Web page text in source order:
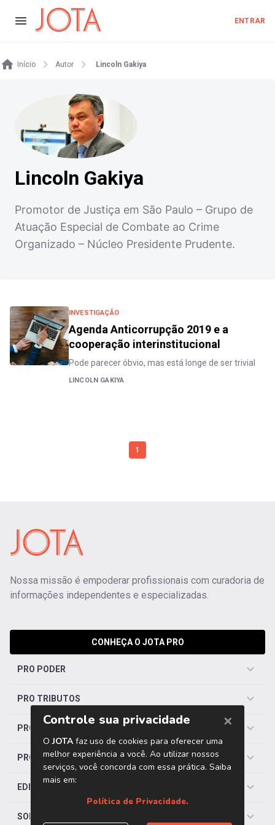
ENTRAR
Início Autor Lincoln Gakiya
Lincoln Gakiya
Promotor de Justiça em São Paulo – Grupo de
Atuação Especial de Combate ao Crime
Organizado – Núcleo Presidente Prudente.
INVESTIGAÇÃO
Agenda Anticorrupção 2019 e a
cooperação interinstitucional
Pode parecer óbvio, mas está longe de ser trivial
LINCOLN GAKIYA
1
Nossa missão é empoderar profissionais com curadoria de
informações independentes e especializadas.
CONHEÇA O JOTA PRO
PRO PODER
PRO TRIBUTOS
PRO TRABALHISTA
PRO SAÚDE
EDITORIAS
SOBRE O JOTA